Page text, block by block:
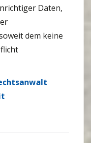
Daten,
dem keine